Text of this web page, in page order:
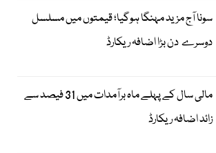
سونا آج مزید مہنگا ہوگیا؛ قیمتوں میں مسلسل
دوسرے دن بڑا اضافہ ریکارڈ
مالی سال کے پہلے ماہ برآمدات میں 31 فیصد سے
زائد اضافہ ریکارڈ